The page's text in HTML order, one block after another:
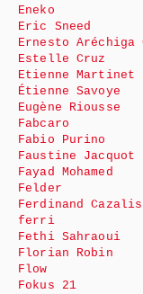
Eneko
Eric Sneed
Ernesto Aréchiga
Estelle Cruz
Etienne Martinet
Étienne Savoye
Eugène Riousse
Fabcaro
Fabio Purino
Faustine Jacquot
Fayad Mohamed
Felder
Ferdinand Cazalis
ferri
Fethi Sahraoui
Florian Robin
Flow
Fokus 21